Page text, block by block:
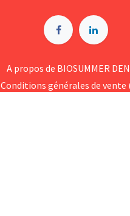
A p​ropos de BIOSUMMER
Conditions générales d​e vente